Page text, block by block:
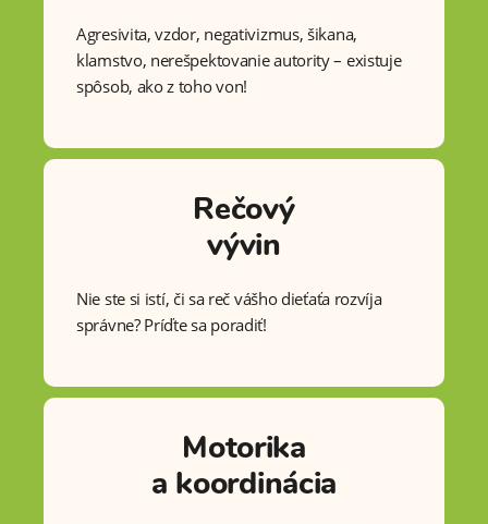
Agresivita, vzdor, negativizmus, šikana,
klamstvo, nerešpektovanie autority – existuje
spôsob, ako z toho von!
Rečový
vývin
Nie ste si istí, či sa reč vášho dieťaťa rozvíja
správne? Príďte sa poradiť!
Motorika
a koordinácia